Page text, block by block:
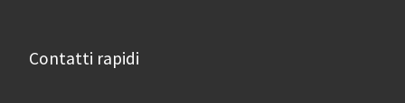
Contatti rapidi